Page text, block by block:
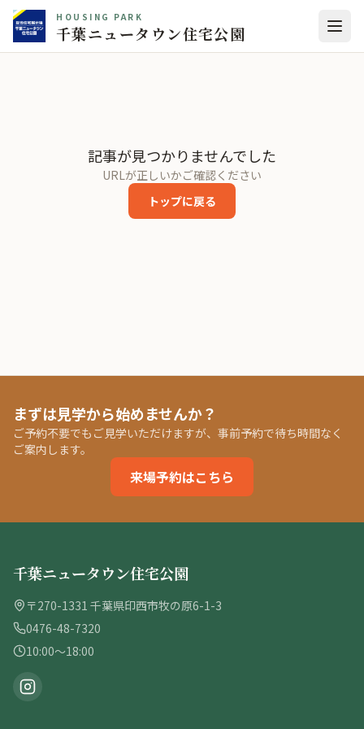
HOUSING PARK
千葉ニュータウン住宅公園
記事が見つかりませんでした
URLが正しいかご確認ください
トップに戻る
まずは見学から始めませんか？
ご予約不要でもご見学いただけますが、事前予約で待ち時間なく
ご案内します。
来場予約はこちら
千葉ニュータウン住宅公園
〒270-1331 千葉県印西市牧の原6-1-3
0476-48-7320
10:00〜18:00